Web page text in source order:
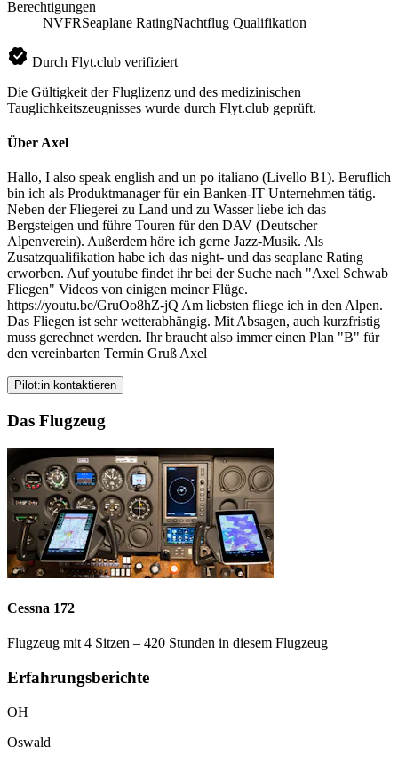
Berechtigungen
NVFRSeaplane RatingNachtflug Qualifikation
Durch Flyt.club verifiziert
Die Gültigkeit der Fluglizenz und des medizinischen
Tauglichkeitszeugnisses wurde durch Flyt.club geprüft.
Über Axel
Hallo, I also speak english and un po italiano (Livello B1). Beruflich
bin ich als Produktmanager für ein Banken-IT Unternehmen tätig.
Neben der Fliegerei zu Land und zu Wasser liebe ich das
Bergsteigen und führe Touren für den DAV (Deutscher
Alpenverein). Außerdem höre ich gerne Jazz-Musik. Als
Zusatzqualifikation habe ich das night- und das seaplane Rating
erworben. Auf youtube findet ihr bei der Suche nach "Axel Schwab
Fliegen" Videos von einigen meiner Flüge.
https://youtu.be/GruOo8hZ-jQ Am liebsten fliege ich in den Alpen.
Das Fliegen ist sehr wetterabhängig. Mit Absagen, auch kurzfristig
muss gerechnet werden. Ihr braucht also immer einen Plan "B" für
den vereinbarten Termin Gruß Axel
Pilot:in kontaktieren
Das Flugzeug
Cessna 172
Flugzeug mit 4 Sitzen – 420 Stunden in diesem Flugzeug
Erfahrungsberichte
OH
Oswald